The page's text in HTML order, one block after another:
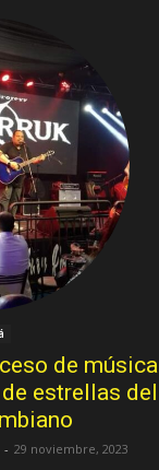
de música
estrellas del
- 29 noviembre, 2023